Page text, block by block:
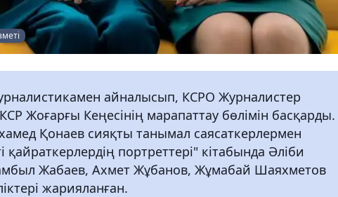
айналысып, КСРО Журналистер
Жоғарғы Кеңесінің марапаттау бөлімін басқарды.
Қонаев сияқты танымал саясаткерлермен
қайраткерлердің портреттері" кітабында Әліби
Жабаев, Ахмет Жұбанов, Жұмабай Шаяхметов
жарияланған.